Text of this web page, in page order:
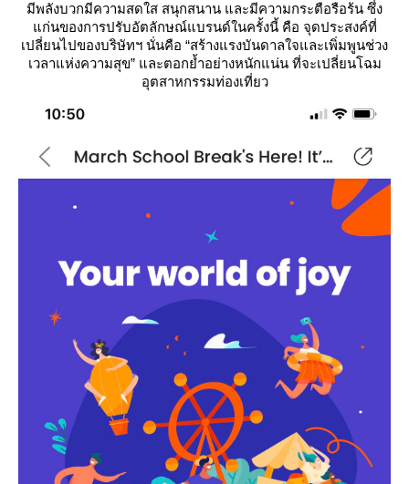
มีพลังบวกมีความสดใส สนุกสนาน และมีความกระตือรือร้น ซึ่ง
ก่นของการปรับอัตลักษณ์แบรนด์ในครั้งนี้ คือ จุดประสงค์ที่
เปลี่ยนไปของบริษัทฯ นั่นคือ “สร้างแรงบันดาลใจและเพิ่มพูนช่วง
เวลาแห่งความสุข” และตอกย้ำอย่างหนักแน่น ที่จะเปลี่ยนโฉม
อุตสาหกรรมท่องเที่ยว